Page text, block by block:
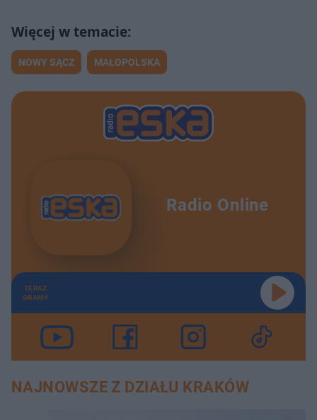
NOWY SĄCZ MAŁOPOLSKA
Radio Online
TERAZ
GRAMY
NAJNOWSZE Z DZIAŁU KRAKÓW